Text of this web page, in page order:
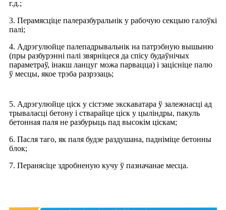
г.д.;
3. Перамясціце палеразбуральнік у рабочую секцыю галоўкі
палі;
4. Адрэгулюйце палепадрывальнік на патрэбную вышыню
(пры разбурэнні палі звярніцеся да спісу будаўнічых
параметраў, інакш ланцуг можа парвацца) і зацісніце палю
ў месцы, якое трэба разрэзаць;
5. Адрэгулюйце ціск у сістэме экскаватара ў залежнасці ад
трываласці бетону і стварайце ціск у цыліндры, пакуль
бетонная паля не разбурыць пад высокім ціскам;
6. Пасля таго, як паля будзе раздушана, падніміце бетонны
блок;
7. Перанясіце здробненую кучу ў пазначанае месца.